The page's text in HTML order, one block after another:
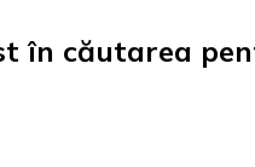
în căutarea